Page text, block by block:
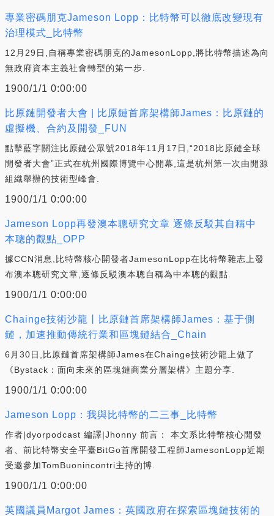
專業密碼朋克Jameson Lopp：比特幣可以徹底改變現有
治理模式_比特幣
12月29日,自稱專業密碼朋克的JamesonLopp,將比特幣描述為向
無政府資本主義社會轉型的第一步.
1900/1/1 0:00:00
比原鏈開發者大會 | 比原鏈首席架構師James：比原鏈的
虛擬機、合約及開發_FUN
點擊藍字關注比原鏈公眾號2018年11月17日,“2018比原鏈全球
開發者大會”正式在杭州國際博覽中心開幕,這是杭州第一次由開源
組織舉辦的技術型峰會.
1900/1/1 0:00:00
Jameson Lopp再發澳本聰研究文章 逐條反駁其自稱中
本聰的觀點_OPP
據CCN消息,比特幣核心開發者JamesonLopp在比特幣雜志上發
布澳本聰研究文章,逐條反駁澳本聰自稱為中本聰的觀點.
1900/1/1 0:00:00
Chainge技術沙龍丨比原鏈首席架構師James：基于側
鏈，加速推動傳統行業和區塊鏈結合_Chain
6月30日,比原鏈首席架構師James在Chainge技術沙龍上做了
《Bystack：面向未來的區塊鏈商業分層架構》主題分享.
1900/1/1 0:00:00
Jameson Lopp：我與比特幣的二三事_比特幣
作者|dyorpodcast 編譯|Jhonny 前言： 本文系比特幣核心開發
者、前比特幣安全平臺BitGo首席開發工程師JamesonLopp近期
受邀參加TomBuonincontri主持的博.
1900/1/1 0:00:00
英國議員Margot James：英國政府在探索區塊鏈技術的